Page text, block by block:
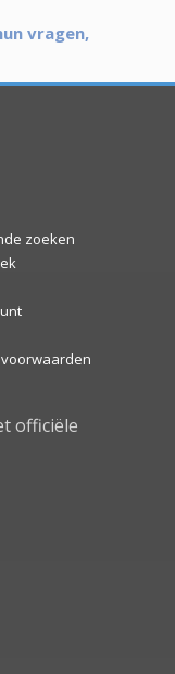
vragen,
zoeken
officiële